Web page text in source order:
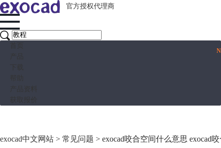
官方授权代理商
exocad中文网站 > 常见问题 > exocad咬合空间什么意思 exocad